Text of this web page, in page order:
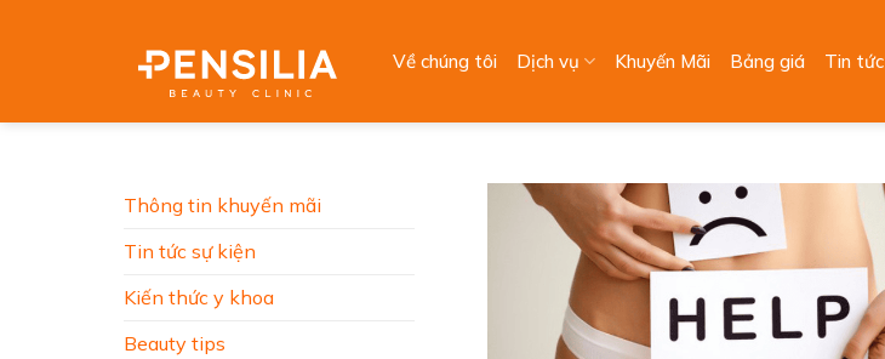
Về chúng tôi Dịch vụ Khuyến Mãi Bảng giá Tin tức
Thông tin khuyến mãi
Tin tức sự kiện
Kiến thức y khoa
Beauty tips